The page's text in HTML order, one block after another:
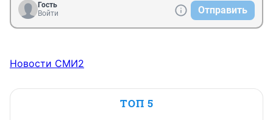
Гость
Войти
Отправить
Новости СМИ2
ТОП 5